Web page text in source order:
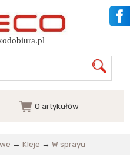
0 artykułów
→ Kleje → W sprayu